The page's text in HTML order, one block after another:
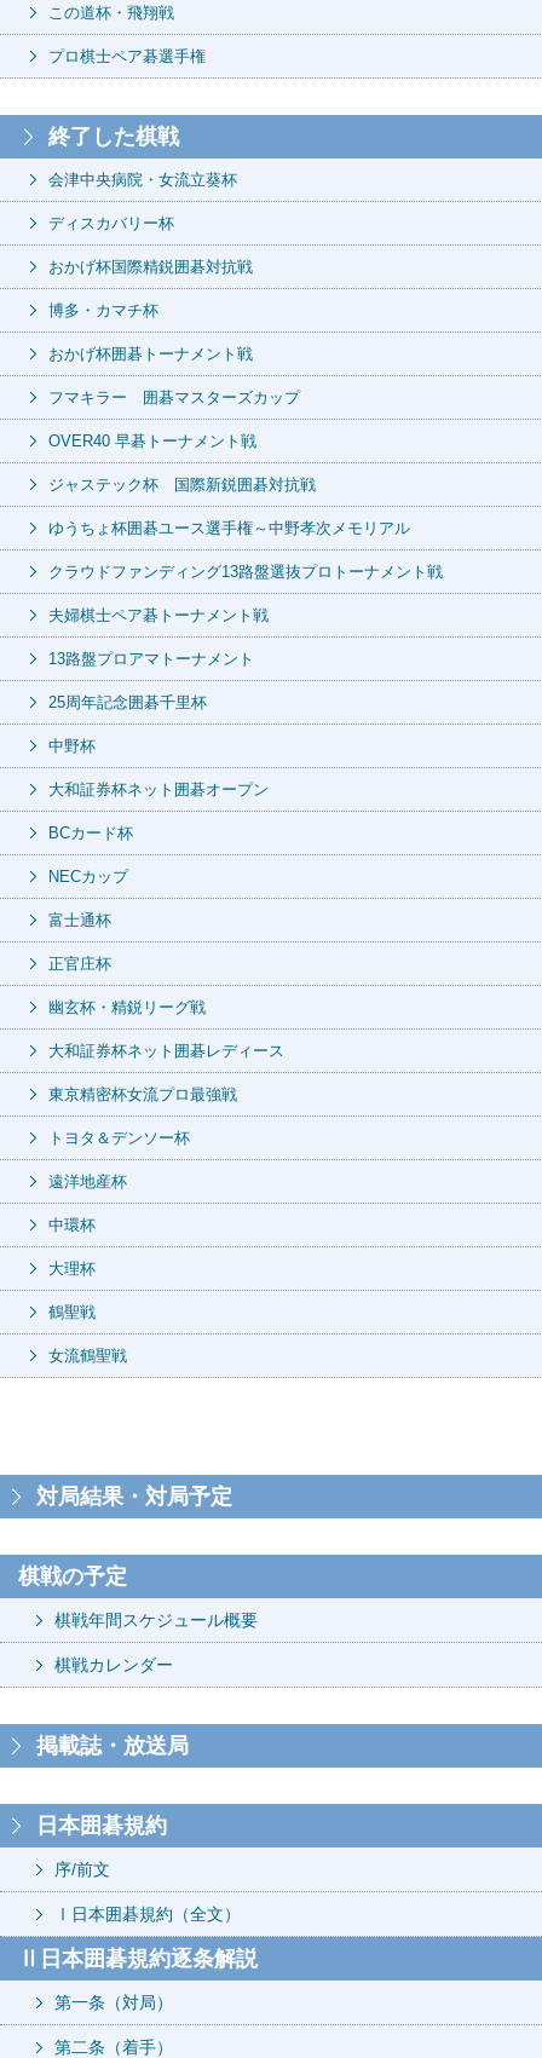
この道杯・飛翔戦
プロ棋士ペア碁選手権
終了した棋戦
会津中央病院・女流立葵杯
ディスカバリー杯
おかげ杯国際精鋭囲碁対抗戦
博多・カマチ杯
おかげ杯囲碁トーナメント戦
フマキラー 囲碁マスターズカップ
OVER40 早碁トーナメント戦
ジャステック杯 国際新鋭囲碁対抗戦
ゆうちょ杯囲碁ユース選手権～中野孝次メモリアル
クラウドファンディング13路盤選抜プロトーナメント戦
夫婦棋士ペア碁トーナメント戦
13路盤プロアマトーナメント
25周年記念囲碁千里杯
中野杯
大和証券杯ネット囲碁オープン
BCカード杯
NECカップ
富士通杯
正官庄杯
幽玄杯・精鋭リーグ戦
大和証券杯ネット囲碁レディース
東京精密杯女流プロ最強戦
トヨタ＆デンソー杯
遠洋地産杯
中環杯
大理杯
鶴聖戦
女流鶴聖戦
対局結果・対局予定
棋戦の予定
棋戦年間スケジュール概要
棋戦カレンダー
掲載誌・放送局
日本囲碁規約
序/前文
Ⅰ日本囲碁規約（全文）
Ⅱ日本囲碁規約逐条解説
第一条（対局）
第二条（着手）